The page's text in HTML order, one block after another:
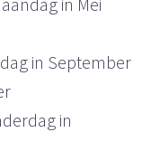
in September
in